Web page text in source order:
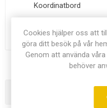
Koordinatbord
Från 55,00 kr exkl
moms
Cookies hjälper oss att
göra ditt besök på vår
Genom att använda
behöver